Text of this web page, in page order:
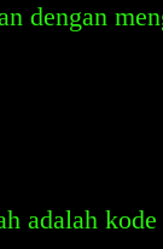
dengan
adalah